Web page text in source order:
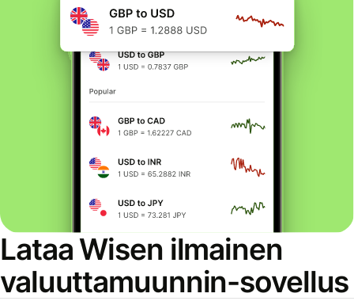
Lataa Wisen ilmainen
valuuttamuunnin-sovellus